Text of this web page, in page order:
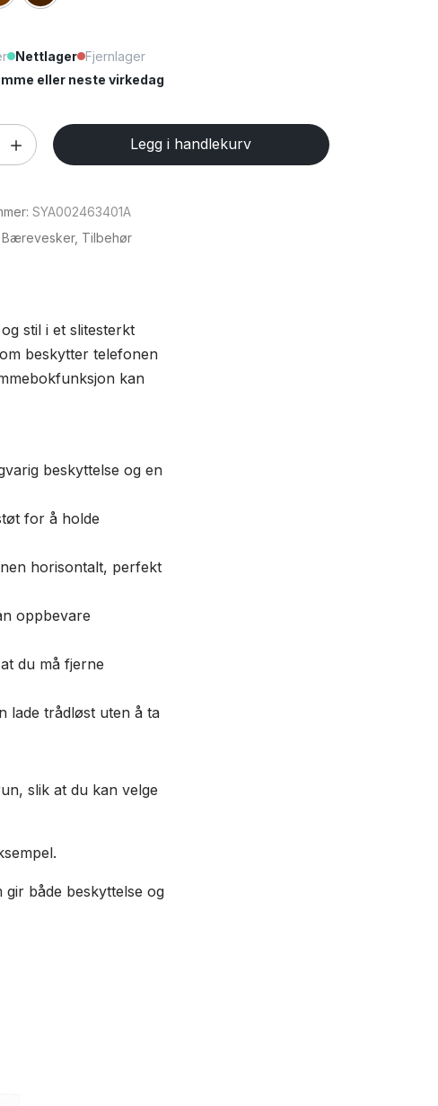
Nettlager Fjernlager
eller neste virkedag
Legg i handlekurv
SYA002463401A
Bærevesker, Tilbehør
stil i et slitesterkt
beskytter telefonen
kan
beskyttelse og en
for å holde
horisontalt, perfekt
oppbevare
du må fjerne
lade trådløst uten å ta
slik at du kan velge
både beskyttelse og